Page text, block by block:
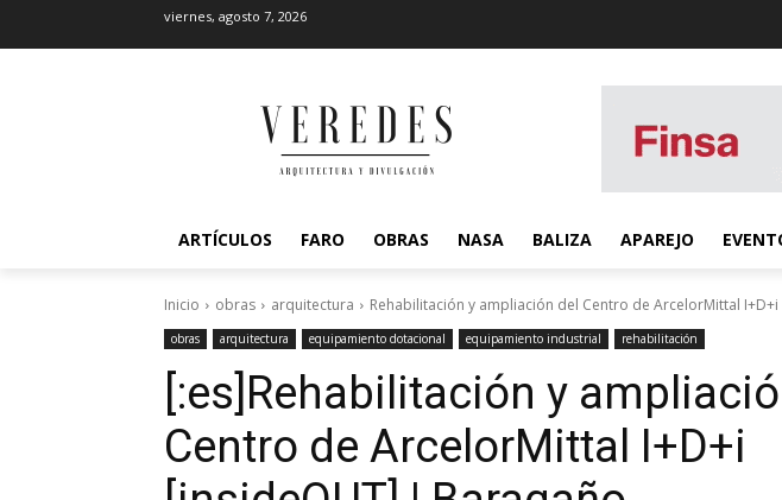
viernes, agosto 7, 2026
ARTÍCULOS FARO OBRAS NASA BALIZA APAREJO
Inicio obras arquitectura Rehabilitación y ampliación del Centro de ArcelorMittal
obras arquitectura equipamiento dotacional equipamiento industrial rehabilitación
[:es]Rehabilitación y
Centro de ArcelorMittal I+D+i